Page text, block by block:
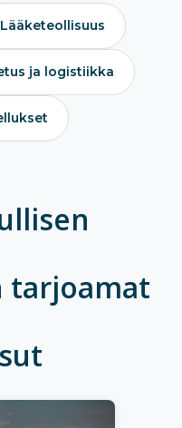
Lääketeollisuus
ja logistiikka
tarjoamat